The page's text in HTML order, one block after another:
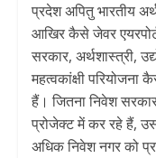
प्रदेश अपितु भारतीय
आखिर कैसे जेवर
सरकार, अर्थशास्त्री,
महत्वकांक्षी परियोजना
हैं। जितना निवेश
प्रोजेक्ट में कर रहे हैं,
अधिक निवेश नगर को